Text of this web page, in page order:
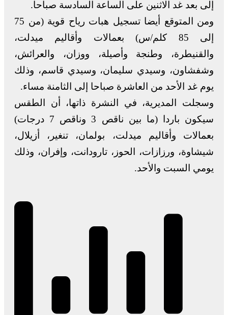
إلى بعد غد الاثنين على الساعة السادسة صباحا.
ومن المتوقع أيضا تسجيل هبات رياح قوية (من 75
إلى 85 كلم/س) بعمالات وأقاليم ميدلت،
والقنيطرة، وطنجة وأصيلة، ووزان، والعرائش،
وشفشاون، وسيدي سليمان، وسيدي قاسم، وذلك
يوم غد الأحد من العاشرة صباحا إلى الثامنة مساء.
وسجلت المديرية، في النشرة ذاتها، أن الطقس
سيكون باردا (ما بين ناقص 3 وناقص 7 درجات)
بعمالات وأقاليم ميدلت، بولمان، تنغير، أزيلال،
شيشاوة، ورزازات، الحوز، تارودانت، وإفران، وذلك
يومي السبت والأحد.